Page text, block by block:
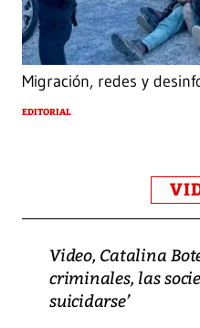
Migración, redes y
EDITORIAL
Video, Catalina
criminales, las
suicidarse’